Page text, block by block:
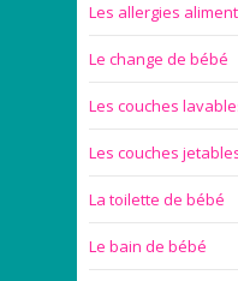
Les allergies
Le change de bébé
Les couches
Les couches
La toilette de bébé
Le bain de bébé